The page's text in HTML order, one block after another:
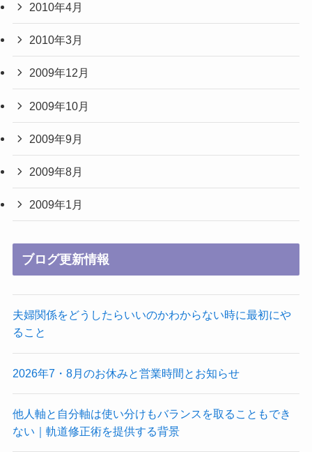
2010年4月
2010年3月
2009年12月
2009年10月
2009年9月
2009年8月
2009年1月
ブログ更新情報
夫婦関係をどうしたらいいのかわからない時に最初にや
ること
2026年7・8月のお休みと営業時間とお知らせ
他人軸と自分軸は使い分けもバランスを取ることもでき
ない｜軌道修正術を提供する背景